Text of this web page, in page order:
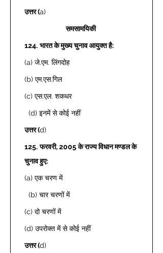
उत्तर (a)
समसामयिकी
124. भारत के मुख्य चुनाव आयुक्त है:
(a) जे.एम. लिंगदोह
(b) एम.एस.गिल
(c) एस.एल. शकधर
(d) इनमें से कोई नहीं
उत्तर (d)
125. फरवरी, 2005 के राज्य विधान मण्डल के
चुनाव हुए:
(a) एक चरण में
(b) चार चरणों में
(c) दो चरणों में
(d) उपरोक्त में से कोई नहीं
उत्तर (d)